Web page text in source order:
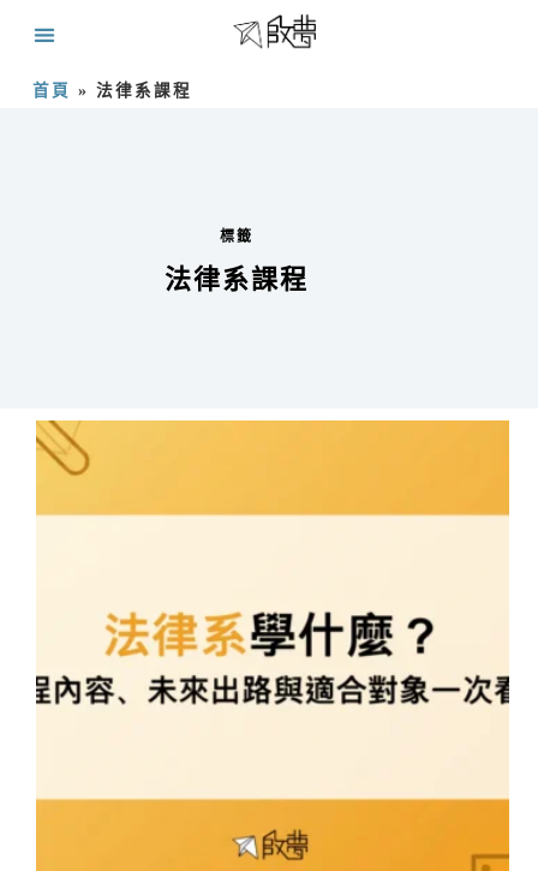
首頁 » 法律系課程
標籤
法律系課程